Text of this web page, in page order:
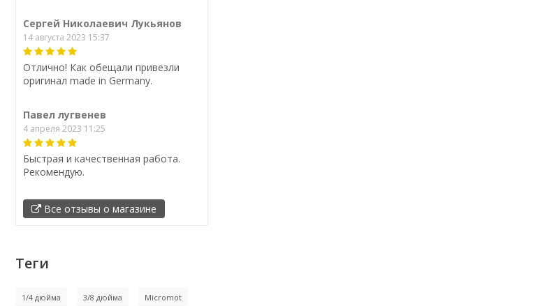
Сергей Николаевич Лукьянов
14 августа 2023 15:37
Отлично! Как обещали привезли
оригинал made in Germany.
Павел лугвенев
4 апреля 2023 11:25
Быстрая и качественная работа.
Рекомендую.
Все отзывы о магазине
Теги
1/4 дюйма 3/8 дюйма Micromot